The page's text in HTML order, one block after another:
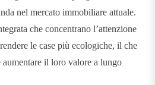
nel mercato immobiliare attuale.
che concentrano l’attenzione
le case più ecologiche, il che
il loro valore a lungo